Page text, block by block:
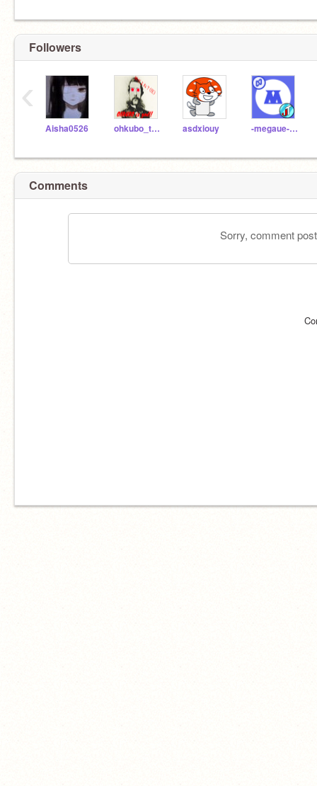
Followers
Aisha0526 ohkubo_toshimichi asdxiouy -megaue-sub
‹
Comments
Sorry, comment